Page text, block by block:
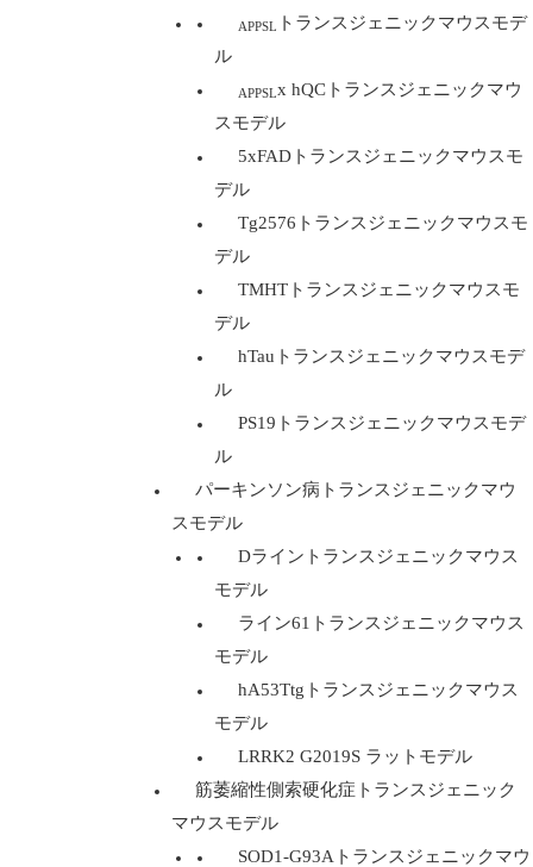
APPSL トランスジェニックマウスモデ
ル
APPSLx hQCトランスジェニックマウ
スモデル
5xFADトランスジェニックマウスモ
デル
Tg2576トランスジェニックマウスモ
デル
TMHTトランスジェニックマウスモ
デル
hTauトランスジェニックマウスモデ
ル
PS19トランスジェニックマウスモデ
ル
パーキンソン病トランスジェニックマウ
スモデル
Dライントランスジェニックマウス
モデル
ライン61トランスジェニックマウス
モデル
hA53Ttgトランスジェニックマウス
モデル
LRRK2 G2019S ラットモデル
筋萎縮性側索硬化症トランスジェニック
マウスモデル
SOD1-G93Aトランスジェニックマウ